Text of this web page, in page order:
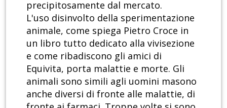
precipitosamente dal mercato.
L'uso disinvolto della sperimentazione
animale, come spiega Pietro Croce in
un libro tutto dedicato alla vivisezione
e come ribadiscono gli amici di
Equivita, porta malattie e morte. Gli
animali sono simili agli uomini masono
anche diversi di fronte alle malattie, di